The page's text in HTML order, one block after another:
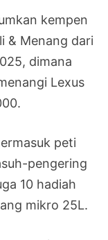
kempen
& Menang dari
dimana
Lexus
peti
pengering
10 hadiah
mikro 25L.